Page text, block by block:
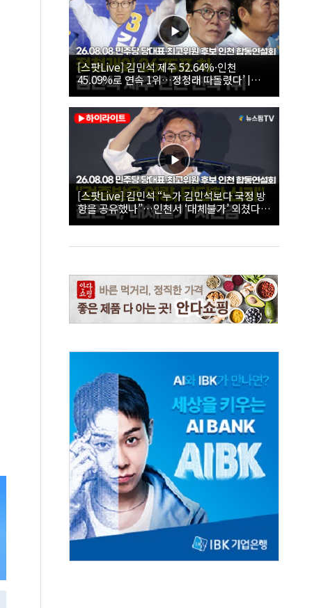
[스팟Live] 김민석 제주 52.64%·인천
45.09%로 연속 1위…정청래 따돌렸다’ |
26.08.08 더불어민주당 당대표·최고위원 후
보 인천 합동연설회
[스팟Live] 김민석 “누가 김민석보다 국정 방
향을 공유했나”…인천서 ‘대체불가’ 외쳤다 |
26.08.08 더불어민주당 당대표·최고위원 후